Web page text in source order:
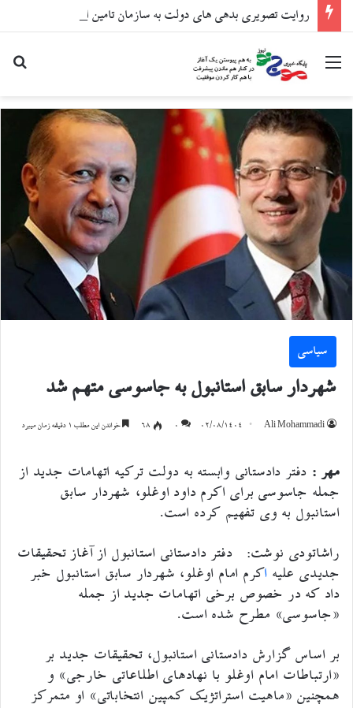
روایت تصویری بدهی های دولت به سازمان تامین اجتماعی
منو
سیاسی
شهردار سابق استانبول به جاسوسی متهم شد
Ali Mohammadi ۰۲/۰۸/۱۴۰۴ ۰ 68 خواندن این مطلب 1 دقیقه زمان میبرد
مهر : دفتر دادستانی وابسته به دولت ترکیه اتهامات جدید از
جمله جاسوسی برای اکرم داود اوغلو، شهردار سابق
استانبول به وی تفهیم کرده است.
راشاتودی نوشت: دفتر دادستانی استانبول از آغاز تحقیقات
جدیدی علیه اکرم امام اوغلو، شهردار سابق استانبول خبر
داد که در خصوص برخی اتهامات جدید از جمله
«جاسوسی» مطرح شده است.
بر اساس گزارش دادستانی استانبول، تحقیقات جدید بر
«ارتباطات امام اوغلو با نهادهای اطلاعاتی خارجی» و
همچنین «ماهیت استراتژیک کمپین انتخاباتی» او متمرکز